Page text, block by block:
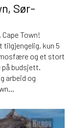
Sør-
Town!
kun 5
og et stort
budsjett.
arbeid og